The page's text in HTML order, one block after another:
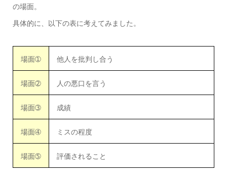
の場面。
具体的に、以下の表に考えてみました。
場面➀ 他人を批判し合う
場面➁ 人の悪口を言う
場面➂ 成績
場面➃ ミスの程度
場面➄ 評価されること